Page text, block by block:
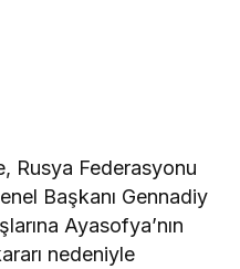
Rusya Federasyonu
Başkanı Gennadiy
Ayasofya’nın
nedeniyle